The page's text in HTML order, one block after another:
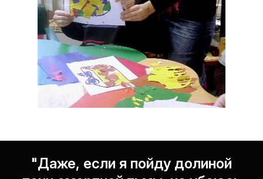
"Даже, если я пойду долиной